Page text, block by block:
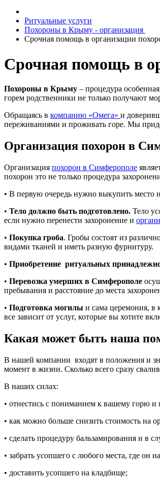
Ритуальные услуги
Похороны в Крыму - организация
Срочная помощь в организации
Срочная помощь в
Похороны в Крыму – процедура
горем родственники не только получают
Обращаясь в компанию «Омега» и
переживаниями и проживать горе. Мы
Организация похорон в
Организация похорон в Симферополе
похорон это не только процедура
• В первую очередь нужно выкупить
• Тело должно быть подготовлено. Тело
если нужно перенести захоронение и
• Покупка гроба. Гробы состоят из
видами тканей и иметь разную фурнитуру.
• Приобретение ритуальных
• Перевозка умерших в Симферополе
пребывания и расстояние до места
• Подготовка могилы и сама церемония, в
все зависит от услуг, которые вы хотите
Какая может быть наша
В нашей компании входят в положения и
момент в жизни. Сколько всего сразу
В наших силах:
• отнестись с пониманием к вашему горю и
• как можно больше снизить стоимость на
• сделать процедуру бальзамирования и в
• забрать усопшего с любого места, где он
• доставить усопшего на кладбище;